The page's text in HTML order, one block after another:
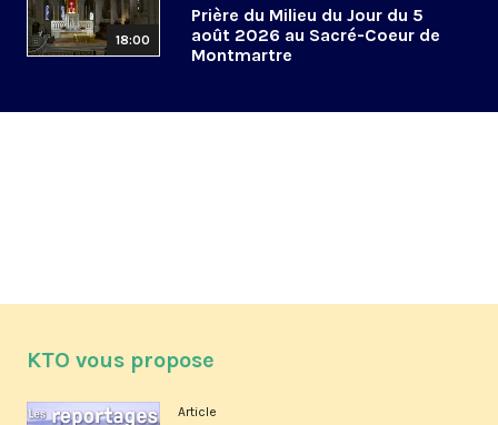
18:00
Prière du Milieu du Jour du 5
août 2026 au Sacré-Coeur de
Montmartre
KTO vous propose
Article